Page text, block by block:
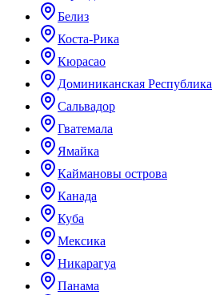
Белиз
Коста-Рика
Кюрасао
Доминиканская Республика
Сальвадор
Гватемала
Ямайка
Каймановы острова
Канада
Куба
Мексика
Никарагуа
Панама